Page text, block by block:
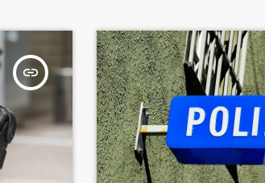
insert_link